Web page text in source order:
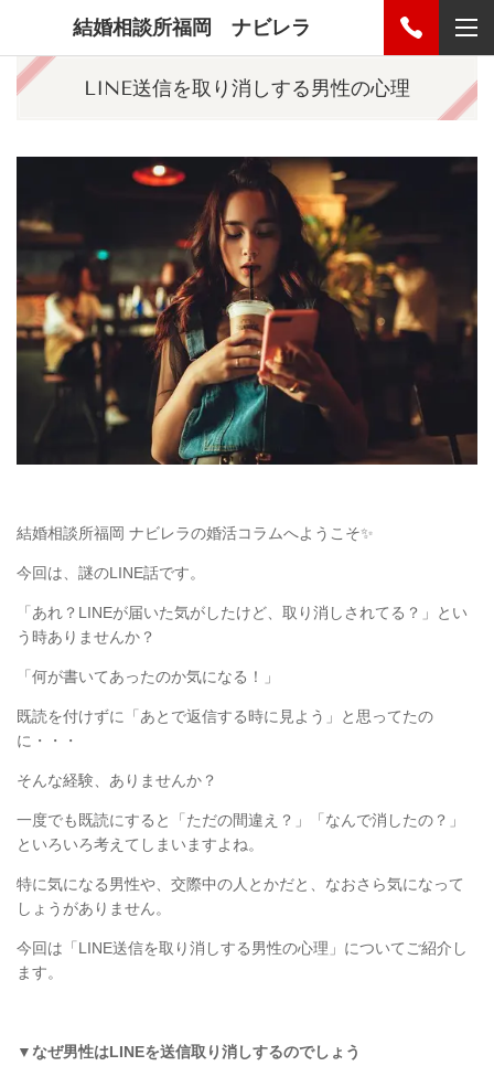
結婚相談所福岡 ナビレラ
LINE送信を取り消しする男性の心理
結婚相談所福岡 ナビレラの婚活コラムへようこそ✨
今回は、謎のLINE話です。
「あれ？ LINEが届いた気がしたけど、取り消しされてる？」
とい
う時ありませんか？
「何が書いてあったのか気になる！」
既読を付けずに「あとで返信する時に見よう」と思ってたの
に・・・
そんな経験、ありませんか？
一度でも既読にすると
「ただの間違え？」「なんで消したの？」
といろいろ考えてしまいますよね。
特に気になる男性や、交際中の人とかだと、なおさら気になって
しょうがありません。
今回は「 LINE送信を取り消しする男性の心理」についてご紹介し
ます。
▼なぜ男性はLINEを送信取り消しするのでしょう